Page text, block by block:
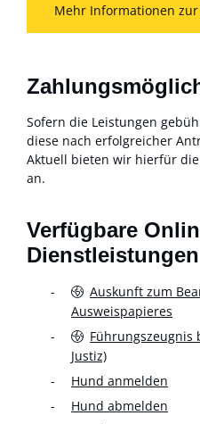
Mehr Informationen
Sofern die Leistungen
diese nach erfolgreicher
Aktuell bieten wir hierfür die
an.
Verfügbare
Dienstleistungen
Auskunft zum
Ausweispapieres
Führungszeugnis
Justiz)
Hund anmelden
Hund abmelden